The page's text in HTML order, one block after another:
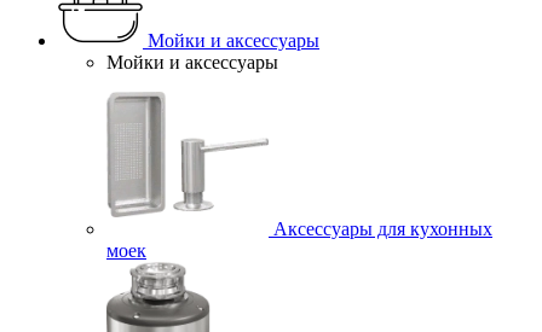
Мойки и аксессуары
Мойки и аксессуары
Аксессуары для кухонных
моек